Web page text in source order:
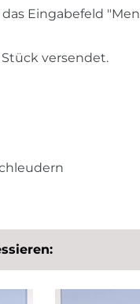
Eingabefeld
versendet.